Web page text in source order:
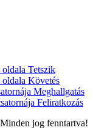
Tetszik
Követés
Meghallgatás
Feliratkozás
jog fenntartva!